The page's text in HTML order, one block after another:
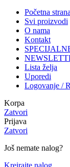
Početna strana
Svi proizvodi
O nama
Kontakt
Lista želja
Uporedi
Logovanje /
Korpa
Zatvori
Prijava
Zatvori
Još nemate nalog?